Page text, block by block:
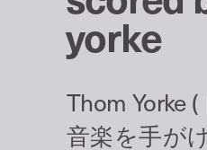
yorke